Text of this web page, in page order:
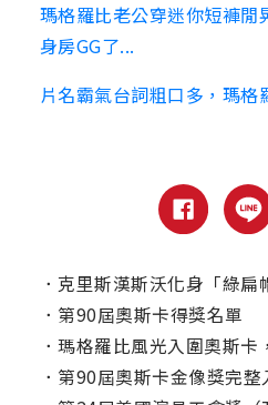
瑪格羅比老公穿迷你短褲閒
身房GG了...
片名霸氣台詞粗口多，瑪格
． 克里斯漢斯沃化身「綠扁帽」直
． 第90屆奧斯卡得獎名單
． 瑪格羅比風光入圍奧斯卡，老
． 第90屆奧斯卡金像獎完整